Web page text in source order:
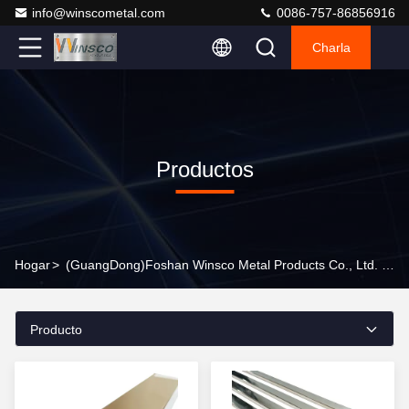
info@winscometal.com 0086-757-86856916
Charla
Productos
Hogar>
Producto